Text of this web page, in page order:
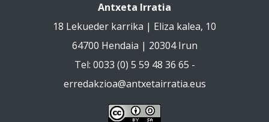
Antxeta Irratia
18 Lekueder karrika | Eliza kalea, 10
64700 Hendaia | 20304 Irun
Tel: 0033 (0) 5 59 48 36 65 -
erredakzioa@antxetairratia.eus